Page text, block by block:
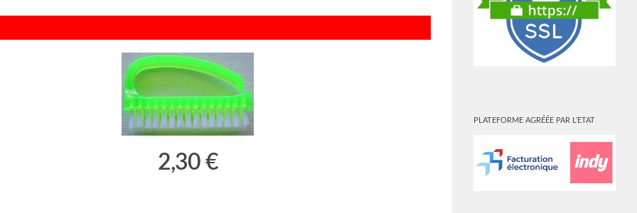
2,30 €
PLATEFORME AGRÉÉE PAR L’ETAT